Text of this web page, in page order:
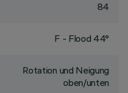
84
F - Flood 44°
Rotation und Neigung
oben/unten